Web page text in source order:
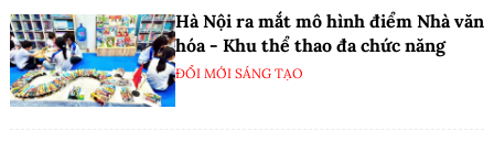
Hà Nội ra mắt mô hình điểm Nhà văn
hóa - Khu thể thao đa chức năng
ĐỔI MỚI SÁNG TẠO